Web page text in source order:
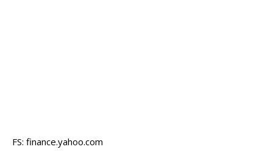
FS: finance.yahoo.com